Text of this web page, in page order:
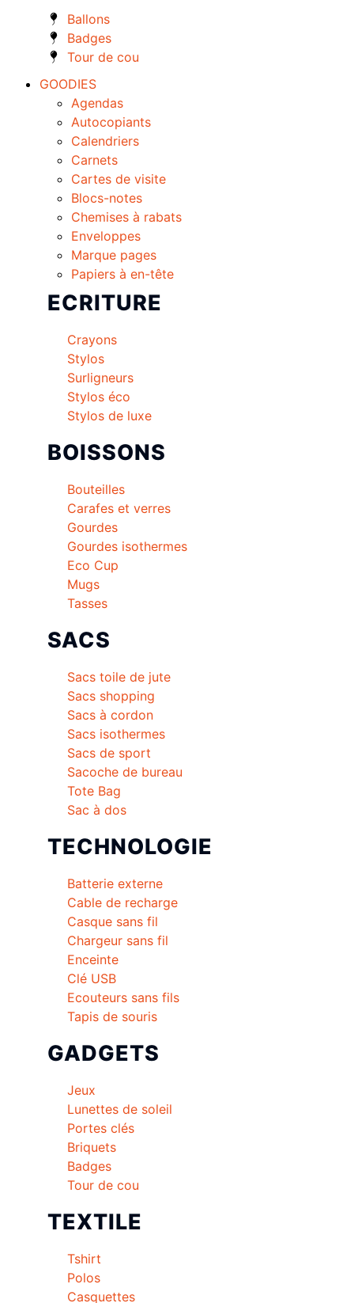
Ballons
Badges
Tour de cou
GOODIES
Agendas
Autocopiants
Calendriers
Carnets
Cartes de visite
Blocs-notes
Chemises à rabats
Enveloppes
Marque pages
Papiers à en-tête
ECRITURE
Crayons
Stylos
Surligneurs
Stylos éco
Stylos de luxe
BOISSONS
Bouteilles
Carafes et verres
Gourdes
Gourdes isothermes
Eco Cup
Mugs
Tasses
SACS
Sacs toile de jute
Sacs shopping
Sacs à cordon
Sacs isothermes
Sacs de sport
Sacoche de bureau
Tote Bag
Sac à dos
TECHNOLOGIE
Batterie externe
Cable de recharge
Casque sans fil
Chargeur sans fil
Enceinte
Clé USB
Ecouteurs sans fils
Tapis de souris
GADGETS
Jeux
Lunettes de soleil
Portes clés
Briquets
Badges
Tour de cou
TEXTILE
Tshirt
Polos
Casquettes